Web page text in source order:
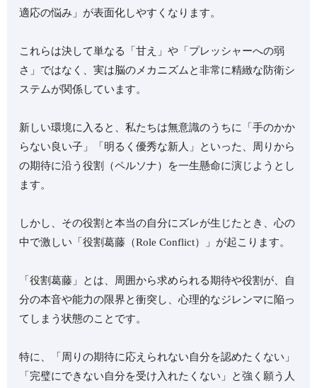
適応の悩み」が表面化しやすくなります。
これらは決して単なる「甘え」や「プレッシャーへの弱
さ」ではなく、実は脳のメカニズムと非常に精緻な防衛シ
ステムが関係しています。
新しい環境に入ると、私たちは無意識のうちに「手のかか
らない良い子」「明るく優秀な新人」といった、周りから
の期待に沿う役割（ペルソナ）を一生懸命に演じようとし
ます。
しかし、その役割と本当の自分にズレが生じたとき、心の
中で激しい「役割葛藤（Role Conflict）」が起こります。
「役割葛藤」とは、周囲から求められる期待や役割が、自
分の本音や能力の限界と衝突し、心理的なジレンマに陥っ
てしまう状態のことです。
特に、「周りの期待に応えられない自分を認めたくない」
「完璧にできない自分を受け入れたくない」と強く願う人